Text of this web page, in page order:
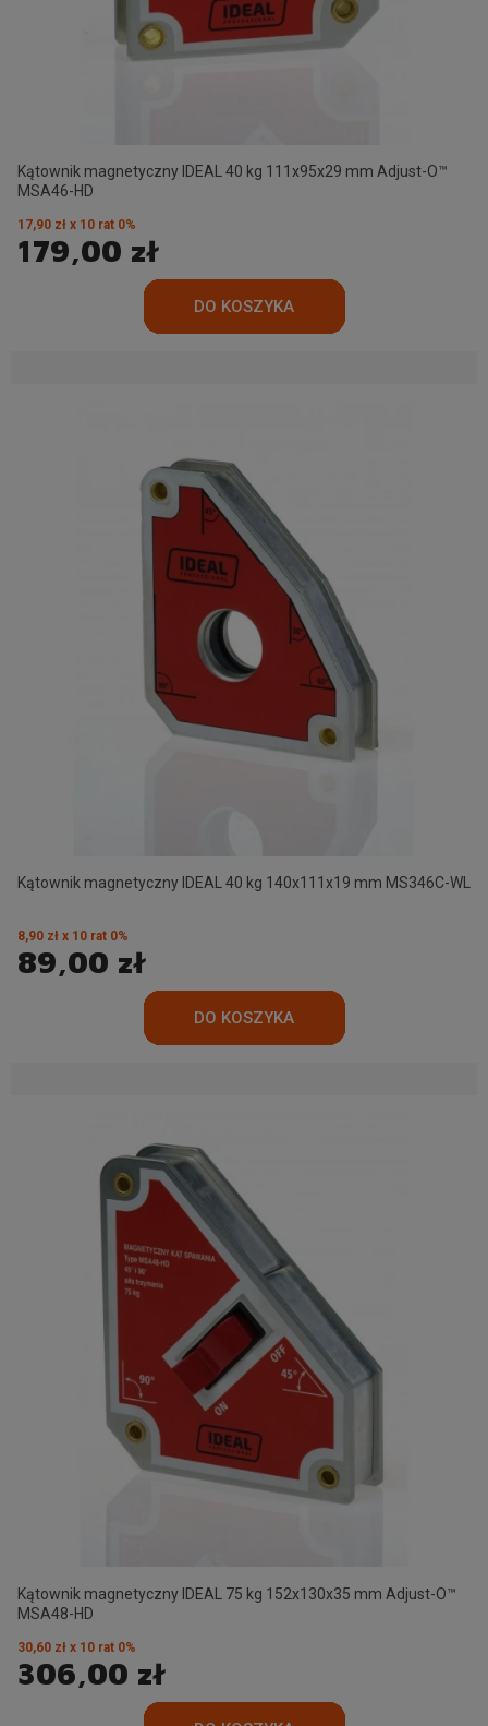
Kątownik magnetyczny IDEAL 40 kg 111x95x29 mm Adjust-O™
MSA46-HD
179,00 zł
17,90 zł x 10 rat 0%
Kątownik magnetyczny IDEAL 40 kg 140x111x19 mm MS346C-WL
89,00 zł
8,90 zł x 10 rat 0%
Kątownik magnetyczny IDEAL 75 kg 152x130x35 mm Adjust-O™
MSA48-HD
306,00 zł
30,60 zł x 10 rat 0%